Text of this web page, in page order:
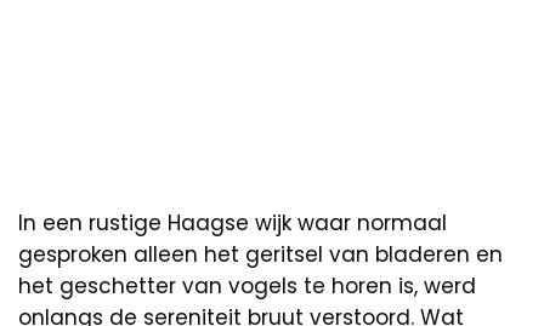
In een rustige Haagse wijk waar normaal
gesproken alleen het geritsel van bladeren en
het geschetter van vogels te horen is, werd
onlangs de sereniteit bruut verstoord. Wat